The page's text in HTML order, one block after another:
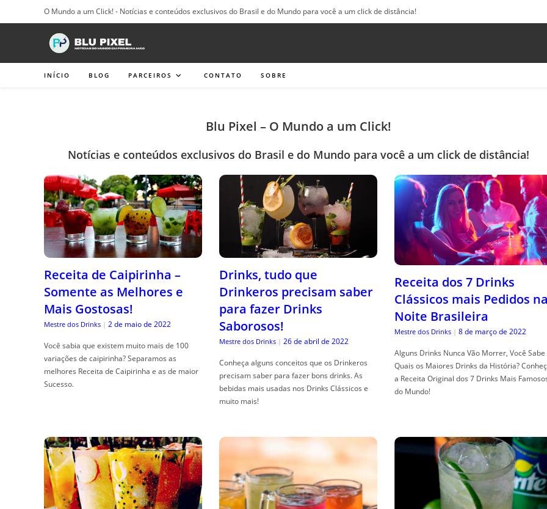
para
O Mundo a um Click! - Notícias e conteúdos exclusivos do Brasil e do Mundo para você a um click de distância!
INÍCIO BLOG PARCEIROS CONTATO SOBRE
Blu Pixel – O Mundo a um Click!
Notícias e conteúdos exclusivos do Brasil e do Mundo para você a um click de distância!
Receita de Caipirinha –
Somente as Melhores e
Mais Gostosas!
Mestre dos Drinks | 2 de maio de 2022
Você sabia que existem muito mais de 100
variações de caipirinha? Separamos as
melhores Receita de Caipirinha e as de maior
Sucesso.
Drinks, tudo que
Drinkeros precisam saber
para fazer Drinks
Saborosos!
Mestre dos Drinks | 26 de abril de 2022
Conheça alguns conceitos que os Drinkeros
precisam saber para fazer bons drinks. As
bebidas mais usadas nos Drinks Clássicos e
muito mais!
Receita dos 7 Drinks
Clássicos mais Pedidos
Noite Brasileira
Mestre dos Drinks | 8 de março de 2022
Alguns Drinks Nunca Vão Morrer, Você Sabe
Quais os Maiores Drinks da História?
a Receita Original dos 7 Drinks Mais
do Mundo!